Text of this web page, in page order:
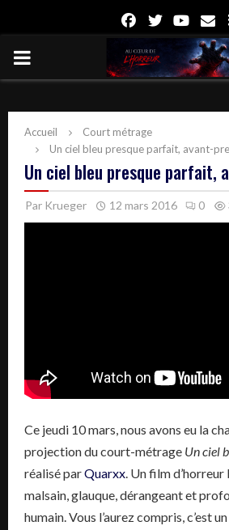
FacebookTwitter
PRIMARY
Accueil
Court métrage
Un ciel bleu presque parfait, avant-
Un ciel bleu presque parfait,
Par Krueger 12 mars 2016 0
Ce jeudi 10 mars, nous avons eu la
projection du court-métrage Un ciel
réalisé parQuarxx. Un film
malsain, glauque, dérangeant et
humain. Vous l’aurez compris, c’est